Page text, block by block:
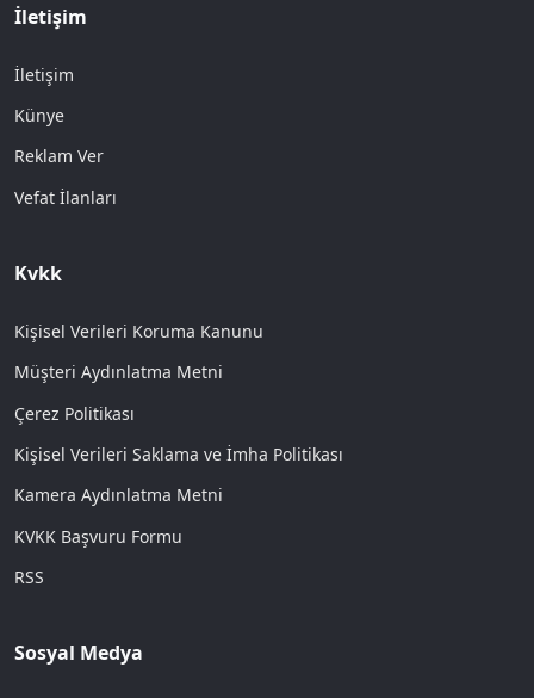
İletişim
İletişim
Künye
Reklam Ver
Vefat İlanları
Kvkk
Kişisel Verileri Koruma Kanunu
Müşteri Aydınlatma Metni
Çerez Politikası
Kişisel Verileri Saklama ve İmha Politikası
Kamera Aydınlatma Metni
KVKK Başvuru Formu
RSS
Sosyal Medya